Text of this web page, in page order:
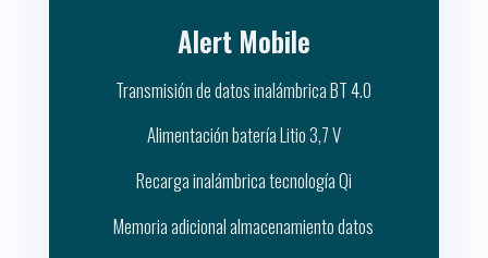
Alert Mobile
Transmisión de datos inalámbrica BT 4.0
Alimentación batería Litio 3,7 V
Recarga inalámbrica tecnología Qi
Memoria adicional almacenamiento datos